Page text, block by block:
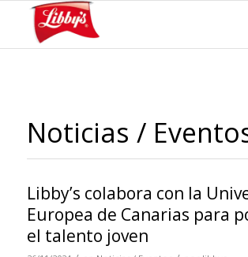
Noticias /
Libby’s colabora con la
Europea de Canarias para
el talento joven